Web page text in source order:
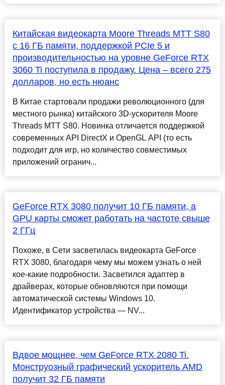
Китайская видеокарта Moore Threads MTT S80
с 16 ГБ памяти, поддержкой PCIe 5 и
производительностью на уровне GeForce RTX
3060 Ti поступила в продажу. Цена – всего 275
долларов, но есть нюанс
В Китае стартовали продажи революционного (для
местного рынка) китайского 3D-ускорителя Moore
Threads MTT S80. Новинка отличается поддержкой
современных API DirectX и OpenGL API (то есть
подходит для игр, но количество совместимых
приложений огранич...
GeForce RTX 3080 получит 10 ГБ памяти, а
GPU карты сможет работать на частоте свыше
2 ГГц
Похоже, в Сети засветилась видеокарта GeForce
RTX 3080, благодаря чему мы можем узнать о ней
кое-какие подробности. Засветился адаптер в
драйверах, которые обновляются при помощи
автоматической системы Windows 10.
Идентификатор устройства — NV...
Вдвое мощнее, чем GeForce RTX 2080 Ti.
Монструозный графический ускоритель AMD
получит 32 ГБ памяти